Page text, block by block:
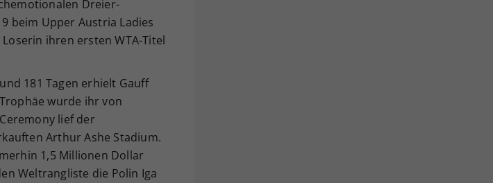
Dreier-
beim Upper Austria Ladies
ihren ersten WTA-Titel
181 Tagen erhielt Gauff
wurde ihr von
lief der
Arthur Ashe Stadium.
1,5 Millionen Dollar
Weltrangliste die Polin Iga